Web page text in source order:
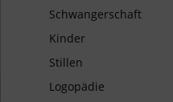
Schwangerschaft
Kinder
Stillen
Logopädie